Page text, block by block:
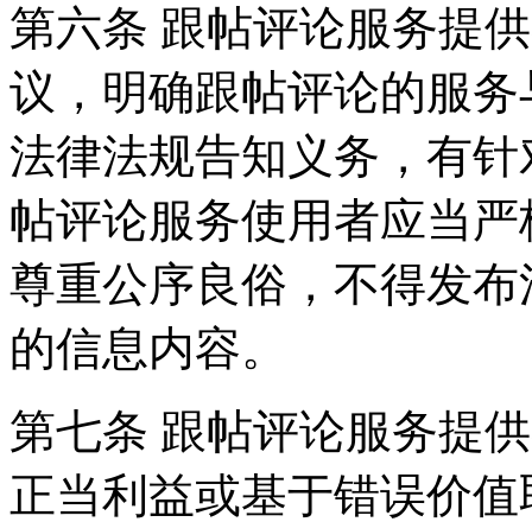
第六条 跟帖评论服务提
议，明确跟帖评论的服
法律法规告知义务，有
帖评论服务使用者应当
尊重公序良俗，不得发
的信息内容。
第七条 跟帖评论服务提
正当利益或基于错误价